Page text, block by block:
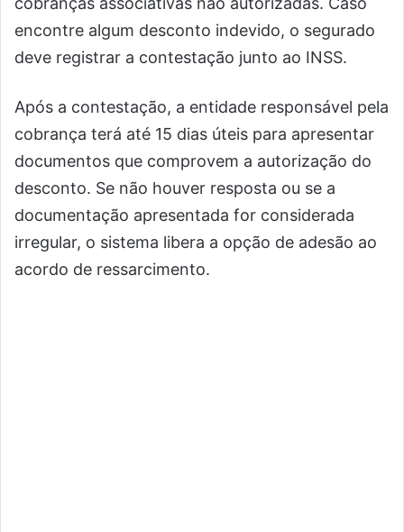
encontre algum desconto indevido, o segurado
deve registrar a contestação junto ao INSS.
Após a contestação, a entidade responsável pela
cobrança terá até 15 dias úteis para apresentar
documentos que comprovem a autorização do
desconto. Se não houver resposta ou se a
documentação apresentada for considerada
irregular, o sistema libera a opção de adesão ao
acordo de ressarcimento.